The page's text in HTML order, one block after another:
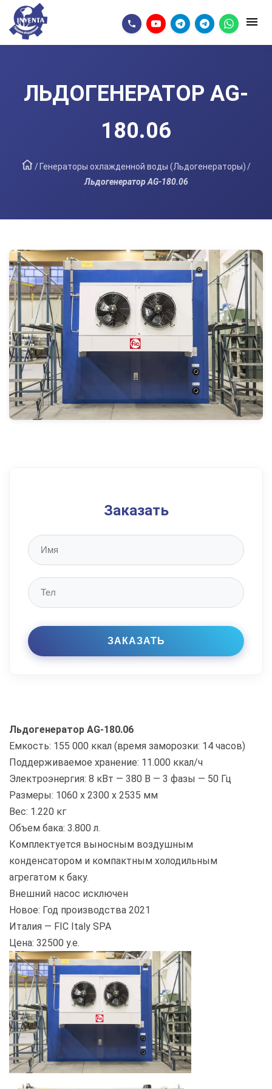
ЛЬДОГЕНЕРАТОР AG-
180.06
/ Генераторы охлажденной воды (Льдогенераторы)/
Льдогенератор AG-180.06
Заказать
Льдогенератор AG-180.06
Емкость: 155 000 ккал (время заморозки: 14 часов)
Поддерживаемое хранение: 11.000 ккал/ч
Электроэнергия: 8 кВт — 380 В — 3 фазы — 50 Гц
Размеры: 1060 х 2300 х 2535 мм
Вес: 1.220 кг
Объем бака: 3.800 л.
Комплектуется выносным воздушным
конденсатором и компактным холодильным
агрегатом к баку.
Внешний насос исключен
Новое: Год производства 2021
Италия — FIC Italy SPA
Цена: 32500 у.е.